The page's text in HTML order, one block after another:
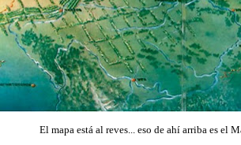
El mapa está al reves... eso de ahí arriba es el